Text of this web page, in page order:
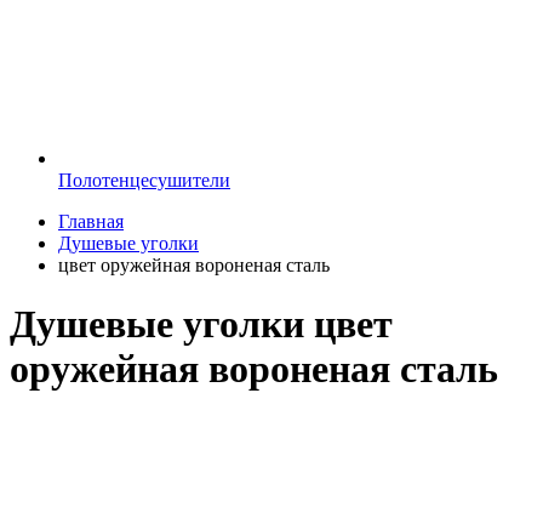
Полотенцесушители
Главная
Душевые уголки
цвет оружейная вороненая сталь
Душевые уголки цвет
оружейная вороненая сталь